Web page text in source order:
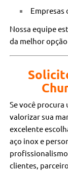
Empresas
Nossa equipe
da melhor
Se você
valorizar sua
excelente
aço inox e
clientes,